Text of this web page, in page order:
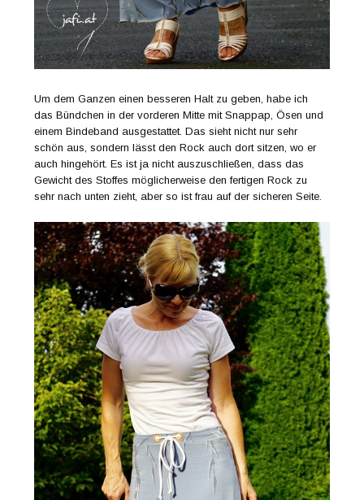
Um dem Ganzen einen besseren Halt zu geben, habe ich
das Bündchen in der vorderen Mitte mit Snappap, Ösen und
einem Bindeband ausgestattet. Das sieht nicht nur sehr
schön aus, sondern lässt den Rock auch dort sitzen, wo er
auch hingehört. Es ist ja nicht auszuschließen, dass das
Gewicht des Stoffes möglicherweise den fertigen Rock zu
sehr nach unten zieht, aber so ist frau auf der sicheren Seite.